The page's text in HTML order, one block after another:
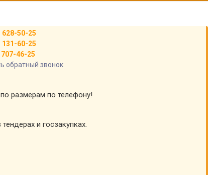
628-50-25
131-60-25
707-46-25
обратный звонок
размерам по телефону!
и госзакупках.